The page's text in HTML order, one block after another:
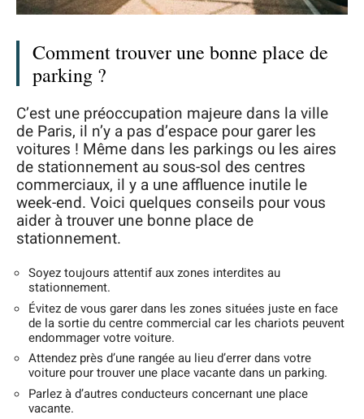
Comment trouver une bonne place de
parking ?
C’est une préoccupation majeure dans la ville
de Paris, il n’y a pas d’espace pour garer les
voitures ! Même dans les parkings ou les aires
de stationnement au sous-sol des centres
commerciaux, il y a une affluence inutile le
week-end. Voici quelques conseils pour vous
aider à trouver une bonne place de
stationnement.
Soyez toujours attentif aux zones interdites au
stationnement.
Évitez de vous garer dans les zones situées juste en face
de la sortie du centre commercial car les chariots peuvent
endommager votre voiture.
Attendez près d’une rangée au lieu d’errer dans votre
voiture pour trouver une place vacante dans un parking.
Parlez à d’autres conducteurs concernant une place
vacante.